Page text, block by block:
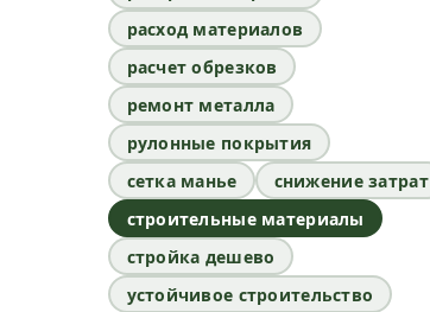
расход материалов
расчет обрезков
ремонт металла
рулонные покрытия
сетка манье
снижение затрат
строительные материалы
стройка дешево
устойчивое строительство